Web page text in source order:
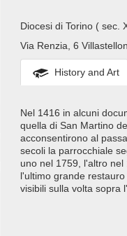
Diocesi di Torino ( sec.
Via Renzia, 6
History and Art
Nel 1416 in alcuni
quella di San Martino
acconsentirono al
secoli la parrocchiale
uno nel 1759, l'altro
l'ultimo grande
visibili sulla volta sopra